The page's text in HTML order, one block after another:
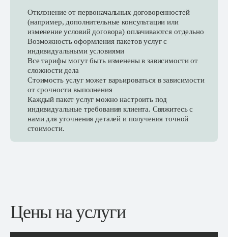
Отклонение от первоначальных договоренностей
(например, дополнительные консультации или
изменение условий договора) оплачиваются отдельно
Возможность оформления пакетов услуг с
индивидуальными условиями
Все тарифы могут быть изменены в зависимости от
сложности дела
Стоимость услуг может варьироваться в зависимости
от срочности выполнения
Каждый пакет услуг можно настроить под
индивидуальные требования клиента. Свяжитесь с
нами для уточнения деталей и получения точной
стоимости.
Цены на услуги